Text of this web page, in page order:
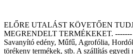
ELŐRE UTALÁST KÖVETŐEN
MEGRENDELT TERMÉKEKET. -------
Savanyító edény, Műfű, Agrofólia,
törékeny termékek, stb. A szállítás egyedi